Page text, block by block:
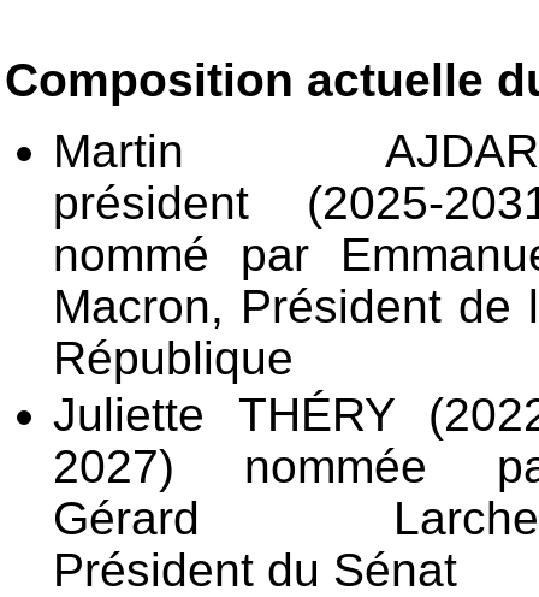
Composition actuelle
Martin
président (2025-
nommé par
Macron, Président de
République
Juliette THÉRY
2027) nommée
Gérard
Président du Sénat